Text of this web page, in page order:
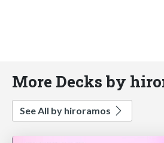
More Decks by
See All by hiroramos